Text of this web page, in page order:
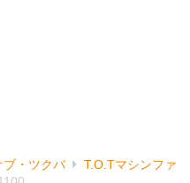
ブ・ツクバ
T.O.Tマシンファ